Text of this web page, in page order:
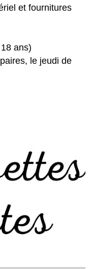
et fournitures
ans)
le jeudi de